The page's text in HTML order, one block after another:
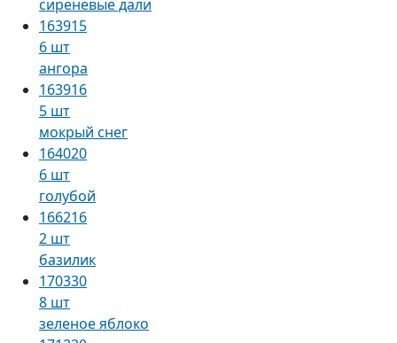
сиреневые дали
163915
6 шт
ангора
163916
5 шт
мокрый снег
164020
6 шт
голубой
166216
2 шт
базилик
170330
8 шт
зеленое яблоко